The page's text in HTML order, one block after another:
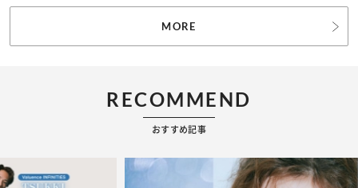
MORE
RECOMMEND
おすすめ記事